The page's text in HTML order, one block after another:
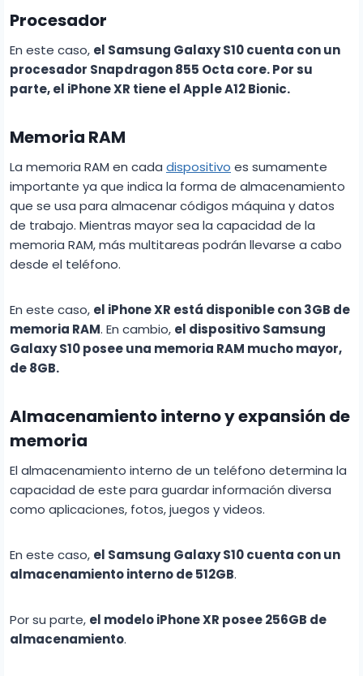
Procesador
En este caso, el Samsung Galaxy S10 cuenta con un
procesador Snapdragon 855 Octa core. Por su
parte, el iPhone XR tiene el Apple A12 Bionic.
Memoria RAM
La memoria RAM en cada dispositivo es sumamente
importante ya que indica la forma de almacenamiento
que se usa para almacenar códigos máquina y datos
de trabajo. Mientras mayor sea la capacidad de la
memoria RAM, más multitareas podrán llevarse a cabo
desde el teléfono.
En este caso, el iPhone XR está disponible con 3GB de
memoria RAM. En cambio, el dispositivo Samsung
Galaxy S10 posee una memoria RAM mucho mayor,
de 8GB.
Almacenamiento interno y expansión de
memoria
El almacenamiento interno de un teléfono determina la
capacidad de este para guardar información diversa
como aplicaciones, fotos, juegos y videos.
En este caso, el Samsung Galaxy S10 cuenta con un
almacenamiento interno de 512GB.
Por su parte, el modelo iPhone XR posee 256GB de
almacenamiento.